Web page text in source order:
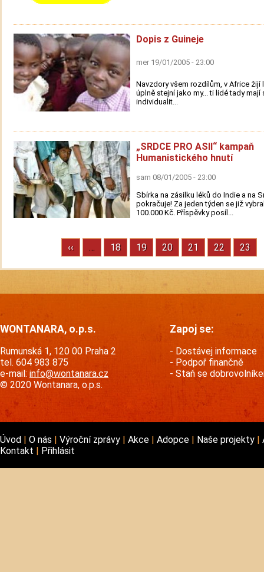
Dopis z Guineje
mer 19/01/2005 - 23:00
Navzdory všem rozdílům, v Africe žijí
úplně stejní jako my... ti lidé tady mají
individualit...
„SRDCE PRO ASII“ kampaň
Humanistického hnutí
sam 08/01/2005 - 23:00
Sbírka na zásilku léků do Indie a na
pokračuje! Za jeden týden se již
100.000 Kč. Příspěvky posíl...
Pagination
Previous
page
‹‹ … Stránka
18 Stránka
19 Stránka
20 Stránka
21 Stránka
22 23
WONTANARA, o.p.s.
Rumunská 1, 120 00 Praha 2
tel. 604 983 875
e-mail: info@wontanara.cz
© 2020 Wontanara, o.p.s.
Zapoj se:
Dostávej informace
Podpoř finančně
Staň se
Úvod O nás Výroční zprávy Akce Adopce Naše projekty
Kontakt
Přihlásit